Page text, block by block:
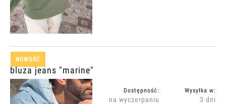
bluza jeans "marine"
Dostępność:
na wyczerpaniu
Wysyłka w:
3 dni
NOWOŚĆ